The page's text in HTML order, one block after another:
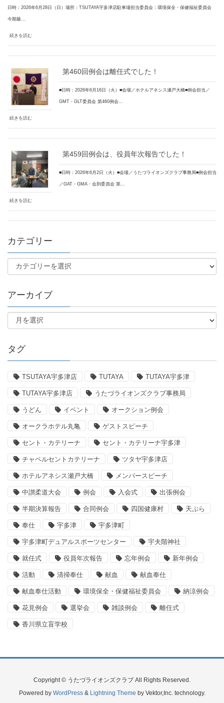
日時：2026年6月28日（日）場所：TSUTAYA宇多津店駐車場担当委員会：環境保全・保健福祉委員会
今期最…
続きを読む
第460回例会は離任式でした！
■日時：2026年6月16日（火）■会場／ホテルアネシス瀬戸大橋■例会担当／
GMT・GLT委員会 第460例会…
続きを読む
第459回例会は、役員年次報告でした！
■日時：2026年6月2日（火）■会場／うたづライオンズクラブ事務局■例会担当
／GAT・GMA・会則委員会 第…
続きを読む
カテゴリー
アーカイブ
タグ
TSUTAYA宇多津店 TUTAYA TUTAYA宇多津
TUTAYA宇多津店 うたづライオンズクラブ事務局
うどん イベント オークション例会
オークラホテル丸亀 ゲストスピーチ
セント・カテリーナ セント・カテリーナ宇多津
チャペルセントカテリーナ ツタヤ宇多津店
ホテルアネシス瀬戸大橋 メンバースピーチ
中讃柔道大会 例会 入会式 出張例会
半期決算報告 合同例会 四国健康村 天ぷら
奉仕 宇多津 宇多津町
宇多津町デュアルスポーツセンター 宇夫階神社
就任式 役員年次報告 忘年例会 新年例会
活動 清掃奉仕 献血 献血奉仕
献血奉仕活動 環境保全・保健福祉委員会 納涼例会
花見例会 選挙会 雑談例会 離任式
香川県立盲学校
Copyright © うたづライオンズクラブ All Rights Reserved.
Powered by WordPress& Lightning Theme by Vektor,Inc. technology.